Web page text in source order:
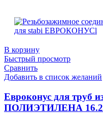
В корзину
Быстрый просмотр
Сравнить
Добавить в список желаний
Евроконус для
ПОЛИЭТИЛЕНА